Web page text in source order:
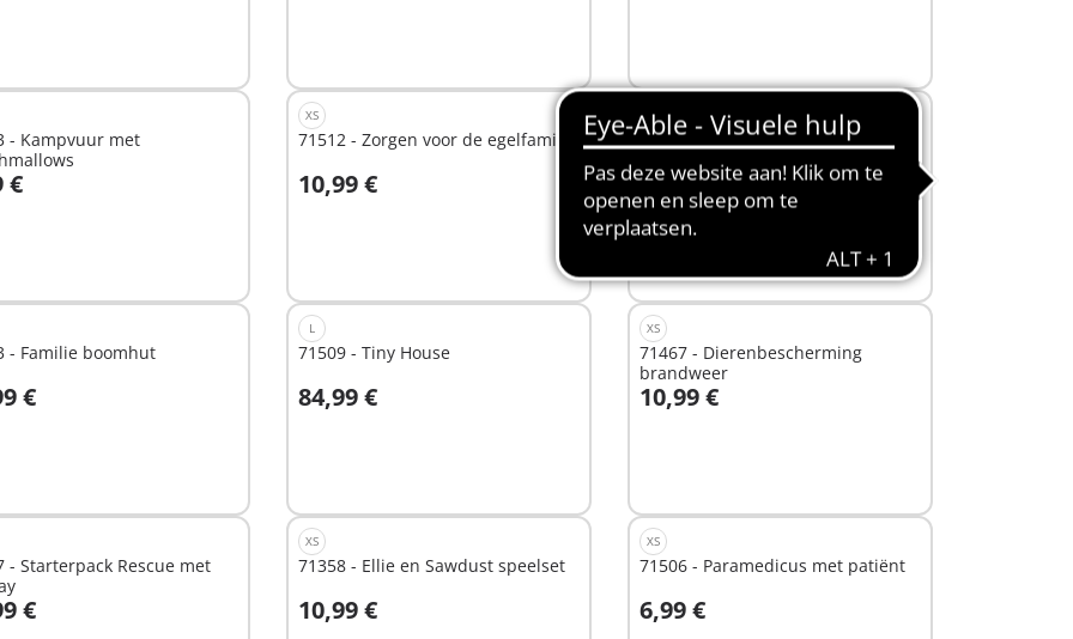
- Kampvuur met
€
winkelwagen
XS
71512 - Zorgen voor de egelfamilie
10,99 €
In winkelwagen
XS
71511 - Boekenruil voor
boekenwurmen
16,99 €
In winkelwagen
- Familie boomhut
€
winkelwagen
L
71509 - Tiny House
84,99 €
In winkelwagen
XS
71467 - Dierenbescherming
brandweer
10,99 €
In winkelwagen
- Starterpack Rescue met
€
winkelwagen
XS
71358 - Ellie en Sawdust speelset
10,99 €
In winkelwagen
XS
71506 - Paramedicus met patiënt
6,99 €
In winkelwagen